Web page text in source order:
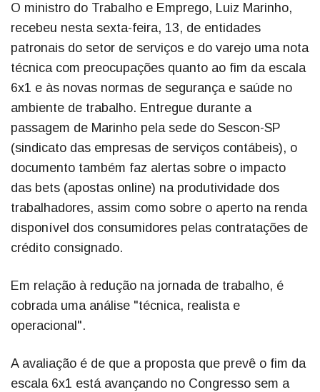
O ministro do Trabalho e Emprego, Luiz Marinho,
recebeu nesta sexta-feira, 13, de entidades
patronais do setor de serviços e do varejo uma nota
técnica com preocupações quanto ao fim da escala
6x1 e às novas normas de segurança e saúde no
ambiente de trabalho. Entregue durante a
passagem de Marinho pela sede do Sescon-SP
(sindicato das empresas de serviços contábeis), o
documento também faz alertas sobre o impacto
das bets (apostas online) na produtividade dos
trabalhadores, assim como sobre o aperto na renda
disponível dos consumidores pelas contratações de
crédito consignado.
Em relação à redução na jornada de trabalho, é
cobrada uma análise "técnica, realista e
operacional".
A avaliação é de que a proposta que prevê o fim da
escala 6x1 está avançando no Congresso sem a